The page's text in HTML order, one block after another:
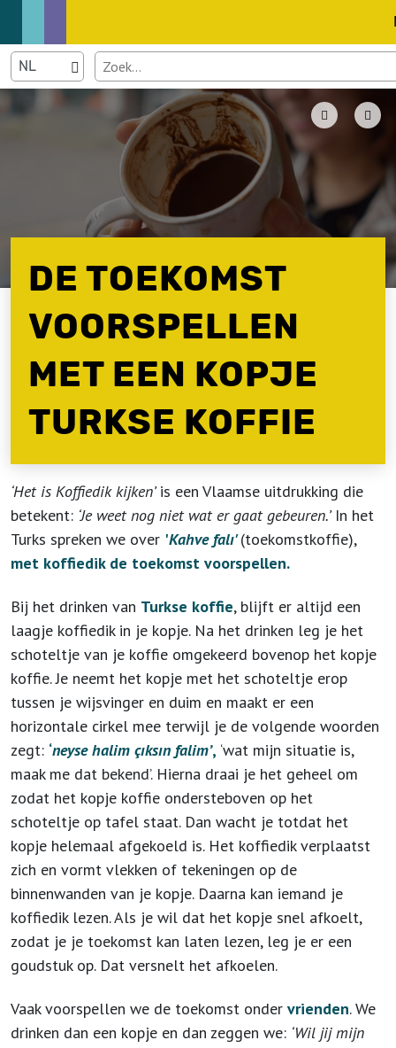
DE TOEKOMST
VOORSPELLEN
MET EEN KOPJE
TURKSE KOFFIE
‘Het is Koffiedik kijken’is een Vlaamse uitdrukking die
betekent: ‘Je weet nog niet wat er gaat gebeuren.’In het
Turks spreken we over 'Kahve falı'(toekomstkoffie),
met koffiedik de toekomst voorspellen.
Bij het drinken van Turkse koffie, blijft er altijd een
laagje koffiedik in je kopje. Na het drinken leg je het
schoteltje van je koffie omgekeerd bovenop het kopje
koffie. Je neemt het kopje met het schoteltje erop
tussen je wijsvinger en duim en maakt er een
horizontale cirkel mee terwijl je de volgende woorden
zegt: ‘neyse halim çıksın falim’, ‘wat mijn situatie is,
maak me dat bekend’. Hierna draai je het geheel om
zodat het kopje koffie ondersteboven op het
schoteltje op tafel staat. Dan wacht je totdat het
kopje helemaal afgekoeld is. Het koffiedik verplaatst
zich en vormt vlekken of tekeningen op de
binnenwanden van je kopje. Daarna kan iemand je
koffiedik lezen. Als je wil dat het kopje snel afkoelt,
zodat je je toekomst kan laten lezen, leg je er een
goudstuk op. Dat versnelt het afkoelen.
Vaak voorspellen we de toekomst onder vrienden. We
drinken dan een kopje en dan zeggen we: ‘Wil jij mijn